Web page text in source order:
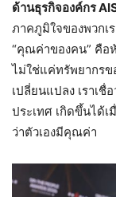
ด้านธุรกิจองค์กร
ภาคภูมิใจของพวกเ
“คุณค่าของคน” คือหั
ไม่ใช่แค่ทรัพยากร
เปลี่ยนแปลง เราเชื่
ประเทศ เกิดขึ้นได้
ว่าตัวเองมีคุณค่า